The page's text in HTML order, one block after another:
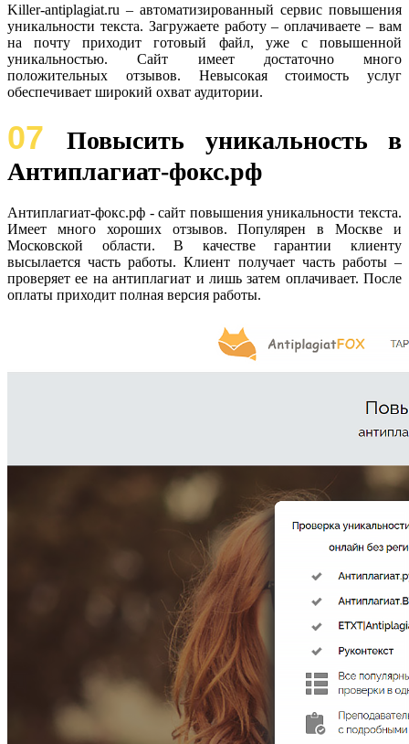
Killer-antiplagiat.ru – автоматизированный сервис повышения
уникальности текста. Загружаете работу – оплачиваете – вам
на почту приходит готовый файл, уже с повышенной
уникальностью. Сайт имеет достаточно много
положительных отзывов. Невысокая стоимость услуг
обеспечивает широкий охват аудитории.
07Повысить уникальность в
Антиплагиат-фокс.рф
Антиплагиат-фокс.рф - сайт повышения уникальности текста.
Имеет много хороших отзывов. Популярен в Москве и
Московской области. В качестве гарантии клиенту
высылается часть работы. Клиент получает часть работы –
проверяет ее на антиплагиат и лишь затем оплачивает. После
оплаты приходит полная версия работы.